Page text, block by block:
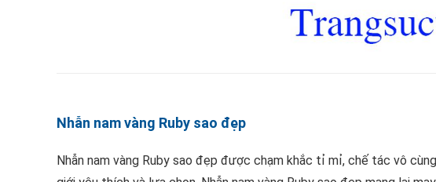
Nhẫn nam vàng Ruby sao đẹp
Nhẫn nam vàng Ruby sao đẹp được chạm khắc tỉ mỉ, chế tác vô